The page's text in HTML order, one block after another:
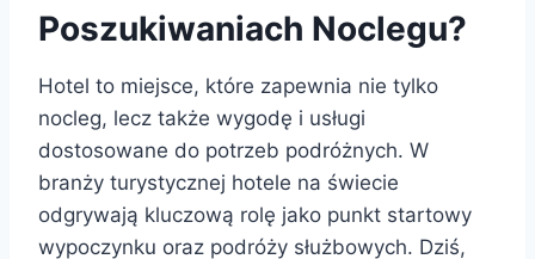
Poszukiwaniach Noclegu?
Hotel to miejsce, które zapewnia nie tylko
nocleg, lecz także wygodę i usługi
dostosowane do potrzeb podróżnych. W
branży turystycznej hotele na świecie
odgrywają kluczową rolę jako punkt startowy
wypoczynku oraz podróży służbowych. Dziś,